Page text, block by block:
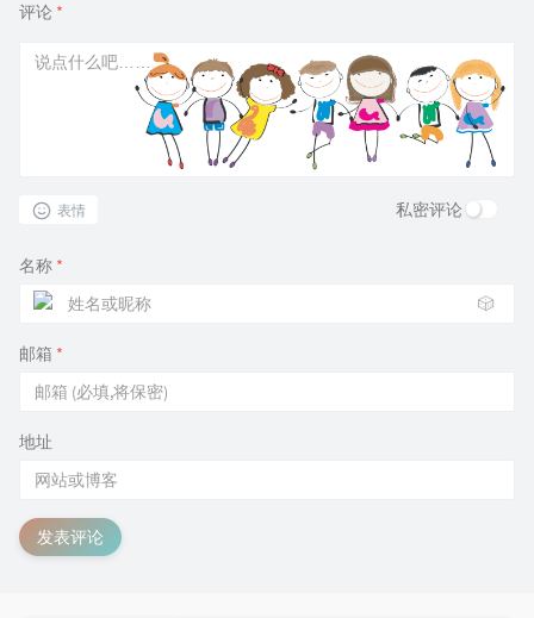
评论 *
表情 私密评论
名称 *
🎲
邮箱 *
地址
发表评论